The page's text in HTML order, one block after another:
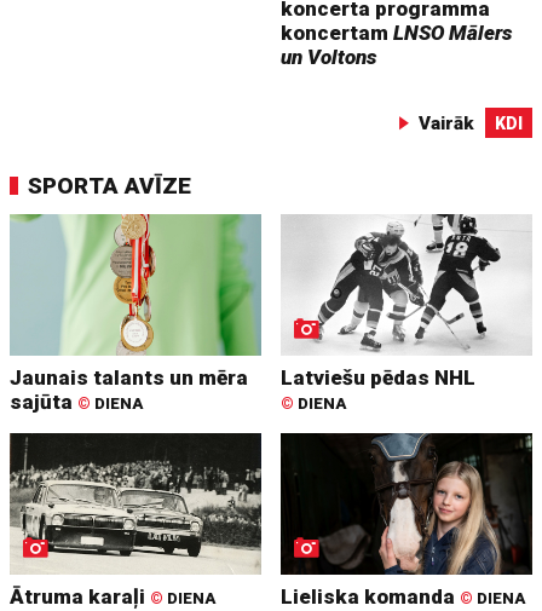
koncerta programma
koncertamLNSO Mālers
un Voltons
Vairāk KDI
SPORTA AVĪZE
Jaunais talants un mēra
sajūta © DIENA
Latviešu pēdas NHL
© DIENA
Ātruma karaļi © DIENA Lieliska komanda © DIENA